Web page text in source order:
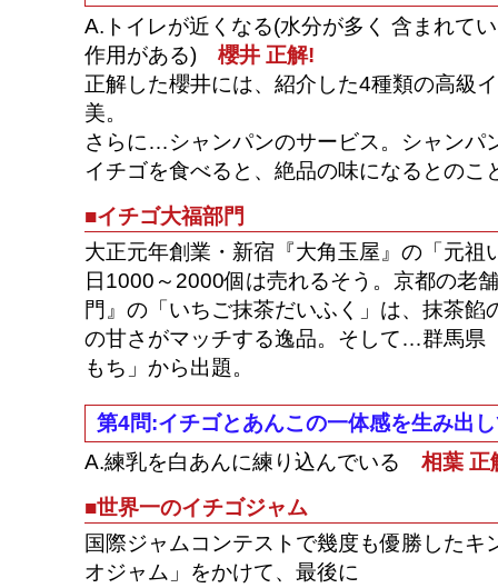
A.トイレが近くなる(水分が多く 含まれて
作用がある) 櫻井 正解!
正解した櫻井には、紹介した4種類の高級
美。
さらに…シャンパンのサービス。シャンパ
イチゴを食べると、絶品の味になるとのこ
■イチゴ大福部門
大正元年創業・新宿『大角玉屋』の「元祖
日1000～2000個は売れるそう。京都の老
門』の「いちご抹茶だいふく」は、抹茶餡
の甘さがマッチする逸品。そして…群馬県
もち」から出題。
第4問:イチゴとあんこの一体感を生み出
A.練乳を白あんに練り込んでいる 相葉 正
■世界一のイチゴジャム
国際ジャムコンテストで幾度も優勝したキ
オジャム」をかけて、最後に